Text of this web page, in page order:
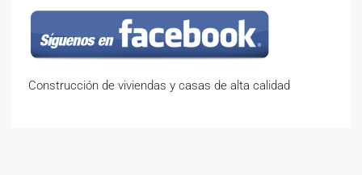
Construcción de viviendas y casas de alta calidad